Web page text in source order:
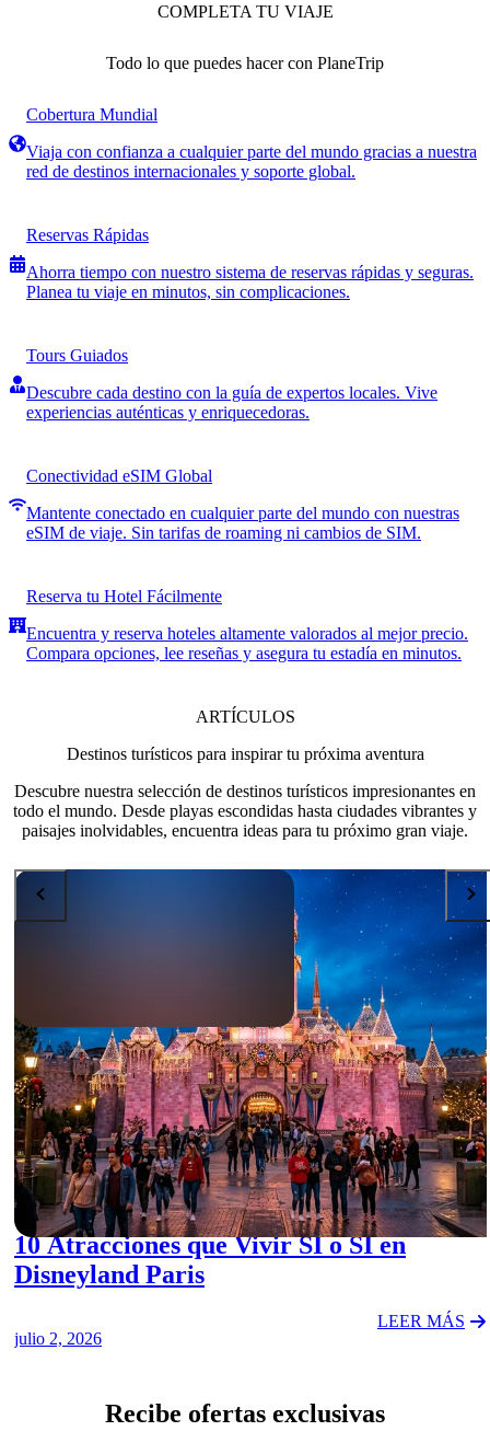
COMPLETA TU VIAJE
Todo lo que puedes hacer con PlaneTrip
Cobertura Mundial
Viaja con confianza a cualquier parte del mundo gracias a nuestra
red de destinos internacionales y soporte global.
Reservas Rápidas
Ahorra tiempo con nuestro sistema de reservas rápidas y seguras.
Planea tu viaje en minutos, sin complicaciones.
Tours Guiados
Descubre cada destino con la guía de expertos locales. Vive
experiencias auténticas y enriquecedoras.
Conectividad eSIM Global
Mantente conectado en cualquier parte del mundo con nuestras
eSIM de viaje. Sin tarifas de roaming ni cambios de SIM.
Reserva tu Hotel Fácilmente
Encuentra y reserva hoteles altamente valorados al mejor precio.
Compara opciones, lee reseñas y asegura tu estadía en minutos.
ARTÍCULOS
Destinos turísticos para inspirar tu próxima aventura
Descubre nuestra selección de destinos turísticos impresionantes en
todo el mundo. Desde playas escondidas hasta ciudades vibrantes y
paisajes inolvidables, encuentra ideas para tu próximo gran viaje.
ACTIVITIES
10 Atracciones que Vivir SÍ o SÍ en
Disneyland Paris
julio 2, 2026
LEER MÁS
Recibe ofertas exclusivas